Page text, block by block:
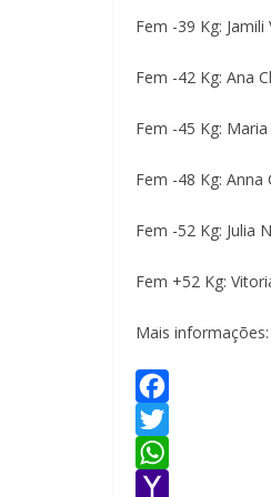
Fem -39 Kg:
Fem -42 Kg: Ana
Fem -45 Kg: Maria
Fem -48 Kg: Anna
Fem -52 Kg: Julia
Fem +52 Kg:
Mais informações:
F
a
T
w
W